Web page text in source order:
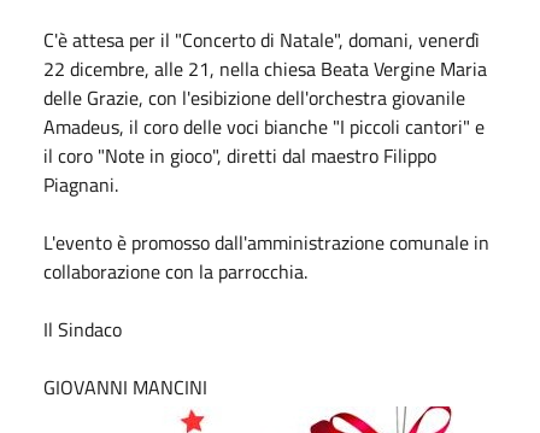
C'è attesa per il "Concerto di Natale", domani, venerdì
22 dicembre, alle 21, nella chiesa Beata Vergine Maria
delle Grazie, con l'esibizione dell'orchestra giovanile
Amadeus, il coro delle voci bianche "I piccoli cantori" e
il coro "Note in gioco", diretti dal maestro Filippo
Piagnani.
L'evento è promosso dall'amministrazione comunale in
collaborazione con la parrocchia.
Il Sindaco
GIOVANNI MANCINI